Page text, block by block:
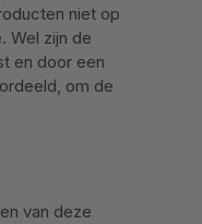
niet op
Wel zijn de
en door een
om de
van deze